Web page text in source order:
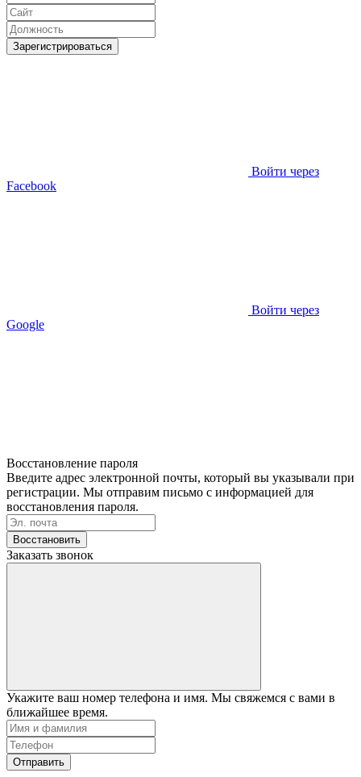
Зарегистрироваться
Войти через
Facebook
Войти через
Google
Восстановление пароля
Введите адрес электронной почты, который вы указывали при
регистрации. Мы отправим письмо с информацией для
восстановления пароля.
Восстановить
Заказать звонок
Укажите ваш номер телефона и имя. Мы свяжемся с вами в
ближайшее время.
Отправить